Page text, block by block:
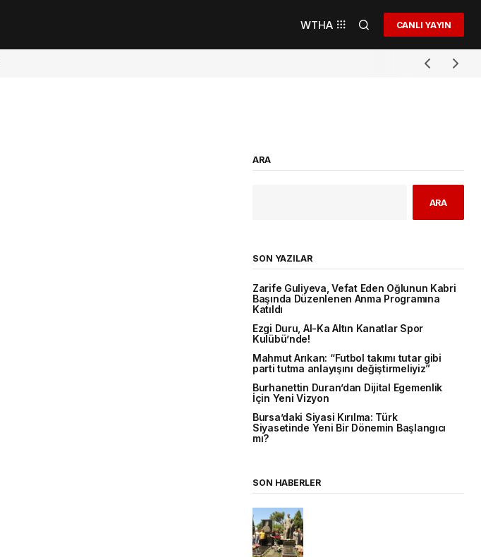
WTHA CANLI YAYIN
ARA
ARA
SON YAZILAR
Zarife Guliyeva, Vefat Eden Oğlunun Kabri
Başında Düzenlenen Anma Programına
Katıldı
Ezgi Duru, Al-Ka Altın Kanatlar Spor
Kulübü’nde!
Mahmut Arıkan: “Futbol takımı tutar gibi
parti tutma anlayışını değiştirmeliyiz”
Burhanettin Duran’dan Dijital Egemenlik
İçin Yeni Vizyon
Bursa’daki Siyasi Kırılma: Türk
Siyasetinde Yeni Bir Dönemin Başlangıcı
mı?
SON HABERLER